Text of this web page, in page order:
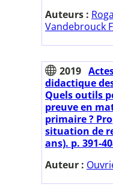
Auteurs :
Vandebrouck
2019
didactique
Quels outils
preuve en
primaire ?
situation de
ans). p. 391-
Auteur :